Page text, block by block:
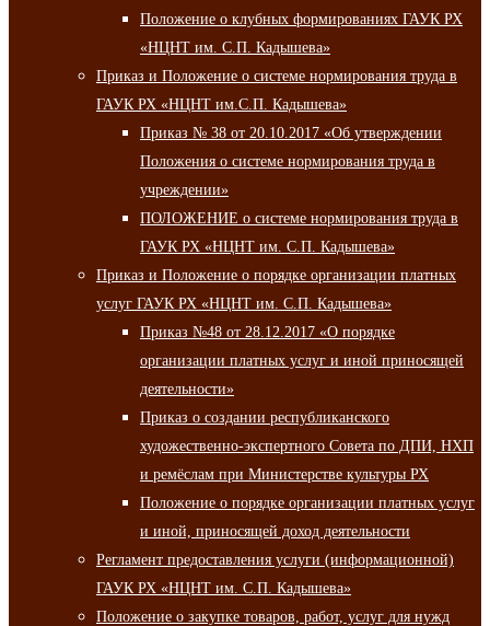
Положение о клубных формированиях ГАУК РХ
«НЦНТ им. С.П. Кадышева»
Приказ и Положение о системе нормирования труда в
ГАУК РХ «НЦНТ им.С.П. Кадышева»
Приказ № 38 от 20.10.2017 «Об утверждении
Положения о системе нормирования труда в
учреждении»
ПОЛОЖЕНИЕ о системе нормирования труда в
ГАУК РХ «НЦНТ им. С.П. Кадышева»
Приказ и Положение о порядке организации платных
услуг ГАУК РХ «НЦНТ им. С.П. Кадышева»
Приказ №48 от 28.12.2017 «О порядке
организации платных услуг и иной приносящей
деятельности»
Приказ о создании республиканского
художественно-экспертного Совета по ДПИ, НХП
и ремёслам при Министерстве культуры РХ
Положение о порядке организации платных услуг
и иной, приносящей доход деятельности
Регламент предоставления услуги (информационной)
ГАУК РХ «НЦНТ им. С.П. Кадышева»
Положение о закупке товаров, работ, услуг для нужд